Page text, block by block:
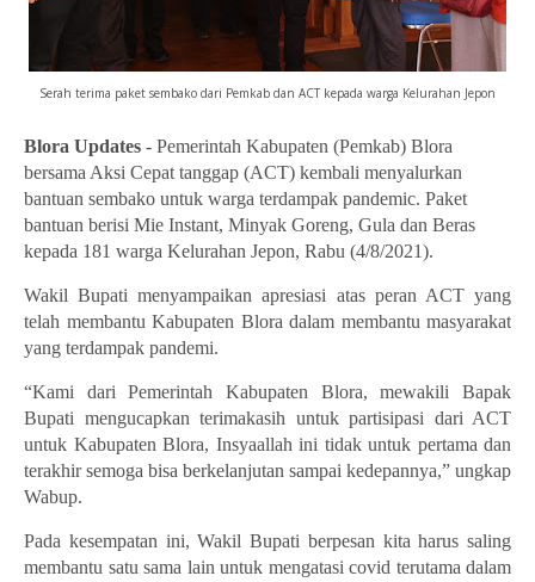
Serah terima paket sembako dari Pemkab dan ACT kepada warga Kelurahan Jepon
Blora Updates - Pemerintah Kabupaten (Pemkab) Blora
bersama Aksi Cepat tanggap (ACT) kembali menyalurkan
bantuan sembako untuk warga terdampak pandemic. Paket
bantuan berisi Mie Instant, Minyak Goreng, Gula dan Beras
kepada 181 warga Kelurahan Jepon, Rabu (4/8/2021).
Wakil Bupati menyampaikan apresiasi atas peran ACT yang
telah membantu Kabupaten Blora dalam membantu masyarakat
yang terdampak pandemi.
“Kami dari Pemerintah Kabupaten Blora, mewakili Bapak
Bupati mengucapkan terimakasih untuk partisipasi dari ACT
untuk Kabupaten Blora, Insyaallah ini tidak untuk pertama dan
terakhir semoga bisa berkelanjutan sampai kedepannya,” ungkap
Wabup.
Pada kesempatan ini, Wakil Bupati berpesan kita harus saling
membantu satu sama lain untuk mengatasi covid terutama dalam